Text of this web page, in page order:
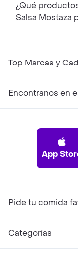
¿Qué
Top Marcas y
Encontranos en
App
Pide tu comida
Categorías